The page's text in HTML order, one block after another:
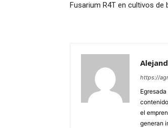
Fusarium R4T en cultivos de
https://
el
generan